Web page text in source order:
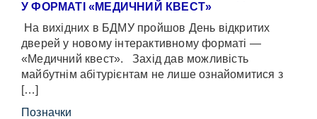
У ФОРМАТІ «МЕДИЧНИЙ КВЕСТ»
На вихідних в БДМУ пройшов День відкритих
дверей у новому інтерактивному форматі —
«Медичний квест». Захід дав можливість
майбутнім абітурієнтам не лише ознайомитися з
[…]
Позначки